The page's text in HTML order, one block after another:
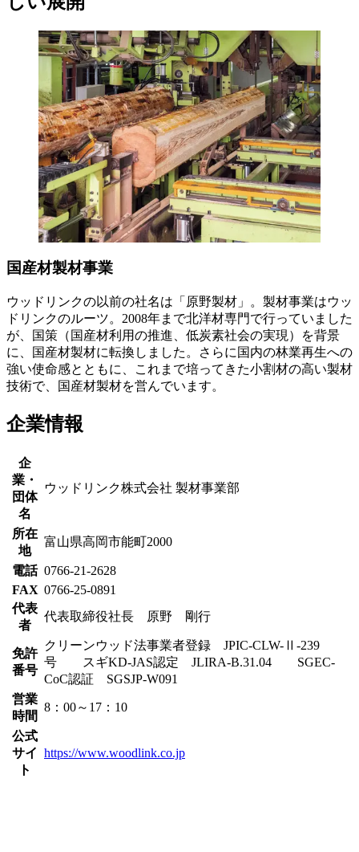
国産材製材事業
ウッドリンクの以前の社名は「原野製材」。製材事業はウッ
ドリンクのルーツ。2008年まで北洋材専門で行っていました
が、国策（国産材利用の推進、低炭素社会の実現）を背景
に、国産材製材に転換しました。さらに国内の林業再生への
強い使命感とともに、これまで培ってきた小割材の高い製材
技術で、国産材製材を営んでいます。
企業情報
企
業・
団体
名
ウッドリンク株式会社 製材事業部
所在
地
富山県高岡市能町2000
電話 0766-21-2628
FAX 0766-25-0891
代表
者
代表取締役社長 原野 剛行
免許
番号
クリーンウッド法事業者登録 JPIC-CLW-Ⅱ-239
号 スギKD-JAS認定 JLIRA-B.31.04 SGEC-
CoC認証 SGSJP-W091
営業
時間
8：00～17：10
公式
サイ
ト
https://www.woodlink.co.jp